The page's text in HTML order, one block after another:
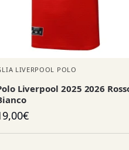
LIVERPOOL POLO
Liverpool 2025 2026
€